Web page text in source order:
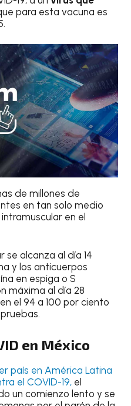
para esta vacuna es
de millones de
en tan solo medio
en el
se alcanza al día 14
y los anticuerpos
en espiga o S
máxima al día 28
el 94 a 100 por ciento
en México
país en América Latina
el COVID-19, el
un comienzo lento y se